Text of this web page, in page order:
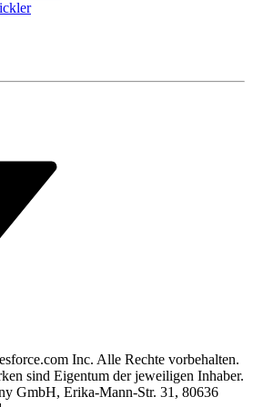
Ergebnisse
Inc. Alle Rechte vorbehalten.
sind Eigentum der jeweiligen Inhaber.
GmbH, Erika-Mann-Str. 31, 80636